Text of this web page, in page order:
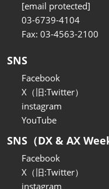
[email protected]
03-6739-4104
Fax: 03-4563-2100
SNS
Facebook
X（旧:Twitter）
instagram
YouTube
SNS（DX & AX Week
Facebook
X（旧:Twitter）
instagram